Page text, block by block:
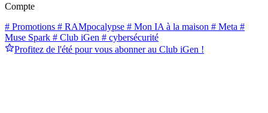
Compte
# Promotions # RAMpocalypse # Mon IA à la maison # Meta #
Muse Spark # Club iGen # cybersécurité
Profitez de l'été pour vous abonner au Club iGen !